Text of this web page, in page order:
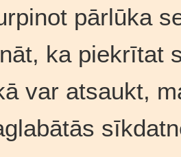
pārlūka
ka piekrītat
var atsaukt,